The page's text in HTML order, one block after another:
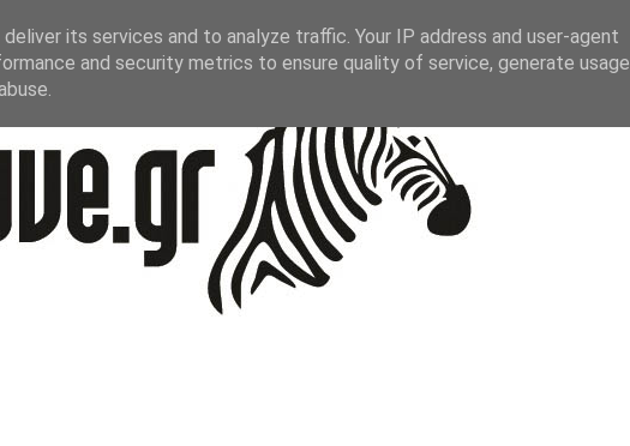
its services and to analyze traffic. Your IP address and user-agent
and security metrics to ensure quality of service, generate usage